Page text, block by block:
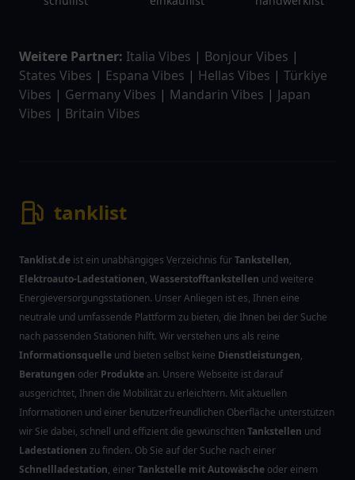
Weitere Partner: Italia Vibes | Bonjour Vibes |
States Vibes | Espana Vibes | Hellas Vibes | Türkiye
Vibes | Germany Vibes | Mandarin Vibes | Japan
Vibes | Britain Vibes
tanklist
Tanklist.de ist ein unabhängiges Verzeichnis fürTankstellen,
Elektroauto-Ladestationen, Wasserstofftankstellen und weitere
Energieversorgungsstationen. Unser Anliegen ist es, Ihnen eine
neutrale und umfassende Plattform zu bieten, die Ihnen bei der Suche
nach passenden Stationen hilft. Wir verstehen uns als reine
Informationsquelle und bieten selbst keine Dienstleistungen,
Beratungen oder Produkte an. Unsere Webseite ist darauf
ausgerichtet, Ihnen die Mobilität zu erleichtern. Mit aktuellen
Informationen und einer benutzerfreundlichen Oberfläche unterstützen
wir Sie dabei, schnell und effizient die gewünschtenTankstellen und
Ladestationen zu finden. Ob Sie auf der Suche nach einer
Schnellladestation, einerTankstelle mit Autowäsche oder einem